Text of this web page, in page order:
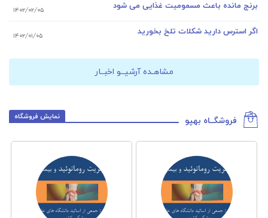
برنج مانده باعث مسمومیت غذایی می شود ۱۴۰۲/۰۲/۰۵
اگر استرس دارید شکلات تلخ بخورید ۱۴۰۲/۰۱/۰۵
مشاهـده آرشیــو اخبــار
فروشگــاه بهپو نمایش فروشگاه